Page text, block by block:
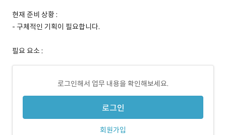
현재 준비 상황 :
- 구체적인 기획이 필요합니다.
필요 요소 :
로그인해서 업무 내용을 확인해보세요.
로그인
회원가입